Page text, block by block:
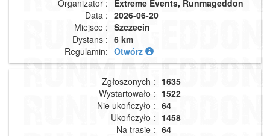
Organizator : Extreme Events, Runmageddon
Data : 2026-06-20
Miejsce : Szczecin
Dystans : 6 km
Regulamin: Otwórz
Zgłoszonych : 1635
Wystartowało : 1522
Nie ukończyło : 64
Ukończyło : 1458
Na trasie : 64